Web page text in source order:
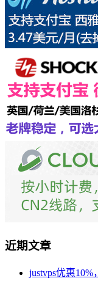
近期文章
justvps优惠